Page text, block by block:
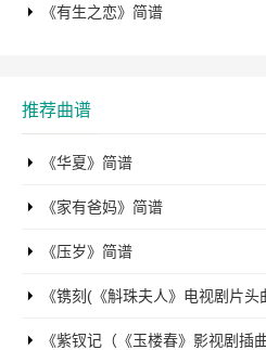
《有生之恋》简谱
推荐曲谱
《华夏》简谱
《家有爸妈》简谱
《压岁》简谱
《镌刻(《斛珠夫人》电视剧片头
《紫钗记（《玉楼春》影视剧插